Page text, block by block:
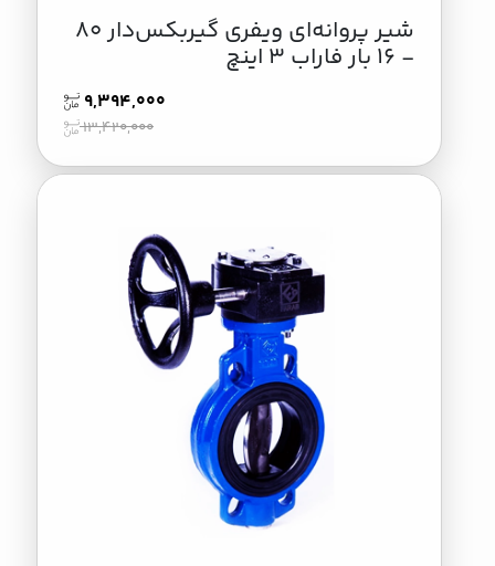
شیر پروانه‌ای ویفری گیربکس‌دار 80
- 16 بار فاراب 3 اینچ
9,394,000
13,420,000